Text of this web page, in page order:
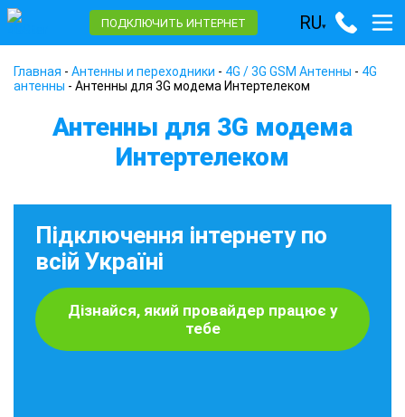
ПОДКЛЮЧИТЬ ИНТЕРНЕТ RU▾
Главная - Антенны и переходники - 4G / 3G GSM Антенны - 4G
антенны - Антенны для 3G модема Интертелеком
Антенны для 3G модема
Интертелеком
Підключення інтернету по
всій Україні
Дізнайся, який провайдер працює у
тебе